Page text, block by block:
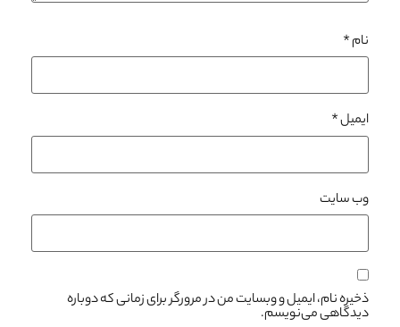
نام*
ایمیل*
وب‌ سایت
ذخیره نام، ایمیل و وبسایت من در مرورگر برای زمانی که دوباره
دیدگاهی می‌نویسم.